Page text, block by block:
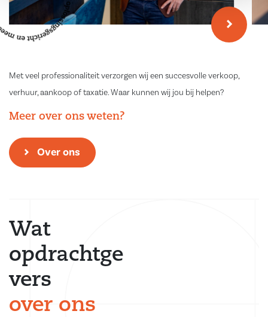
Met veel professionaliteit verzorgen wij een succesvolle verkoop,
verhuur, aankoop of taxatie. Waar kunnen wij jou bij helpen?
Meer over ons weten?
Over ons
Wat
opdrachtge
vers
over ons